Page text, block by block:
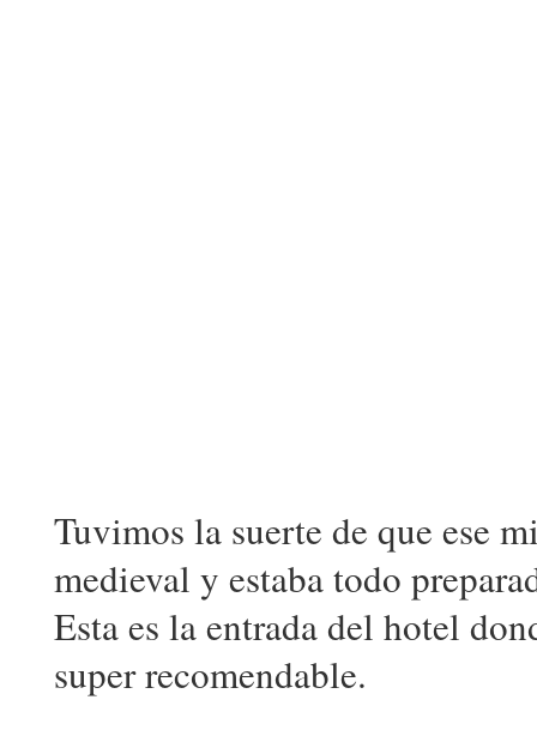
Tuvimos la suerte de que ese
medieval y estaba todo
Esta es la entrada del hotel
super recomendable.